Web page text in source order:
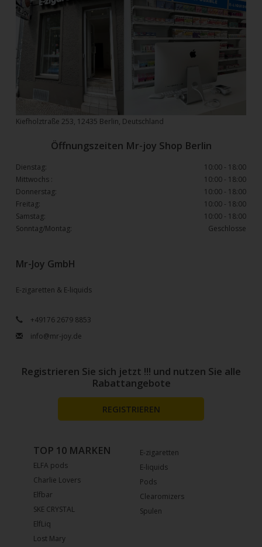
Mr-Joy GmbH
E-zigaretten & E-liquids
+49176 2679 8853
info@mr-joy.de
Kiefholztraße 253, 12435 Berlin, Deutschland
Öffnungszeiten Mr-joy Shop Berlin
Dienstag:
10:00 - 18:00
Mittwochs :
10:00 - 18:00
Donnerstag:
10:00 - 18:00
Freitag:
10:00 - 18:00
Samstag:
10:00 - 18:00
Sonntag/Montag:
Geschlosse
E-zigaretten
E-liquids
Pods
Clearomizers
Spulen
TOP 10 MARKEN
ELFA pods
Charlie Lovers
Elfbar
SKE CRYSTAL
ElfLiq
Lost Mary
Registrieren Sie sich jetzt !!! und nutzen Sie alle
Rabattangebote
REGISTRIEREN